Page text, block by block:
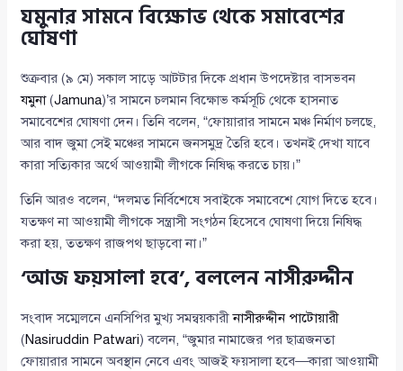
যমুনার সামনে বিক্ষোভ থেকে সমাবেশের
ঘোষণা
শুক্রবার (৯ মে) সকাল সাড়ে আটটার দিকে প্রধান উপদেষ্টার বাসভবন
যমুনা(Jamuna)’র সামনে চলমান বিক্ষোভ কর্মসূচি থেকে হাসনাত
সমাবেশের ঘোষণা দেন। তিনি বলেন, “ফোয়ারার সামনে মঞ্চ নির্মাণ চলছে,
আর বাদ জুমা সেই মঞ্চের সামনে জনসমুদ্র তৈরি হবে। তখনই দেখা যাবে
কারা সত্যিকার অর্থে আওয়ামী লীগকে নিষিদ্ধ করতে চায়।”
তিনি আরও বলেন, “দলমত নির্বিশেষে সবাইকে সমাবেশে যোগ দিতে হবে।
যতক্ষণ না আওয়ামী লীগকে সন্ত্রাসী সংগঠন হিসেবে ঘোষণা দিয়ে নিষিদ্ধ
করা হয়, ততক্ষণ রাজপথ ছাড়বো না।”
‘আজ ফয়সালা হবে’, বললেন নাসীরুদ্দীন
সংবাদ সম্মেলনে এনসিপির মুখ্য সমন্বয়কারীনাসীরুদ্দীন পাটোয়ারী
(Nasiruddin Patwari) বলেন, “জুমার নামাজের পর ছাত্রজনতা
ফোয়ারার সামনে অবস্থান নেবে এবং আজই ফয়সালা হবে—কারা আওয়ামী